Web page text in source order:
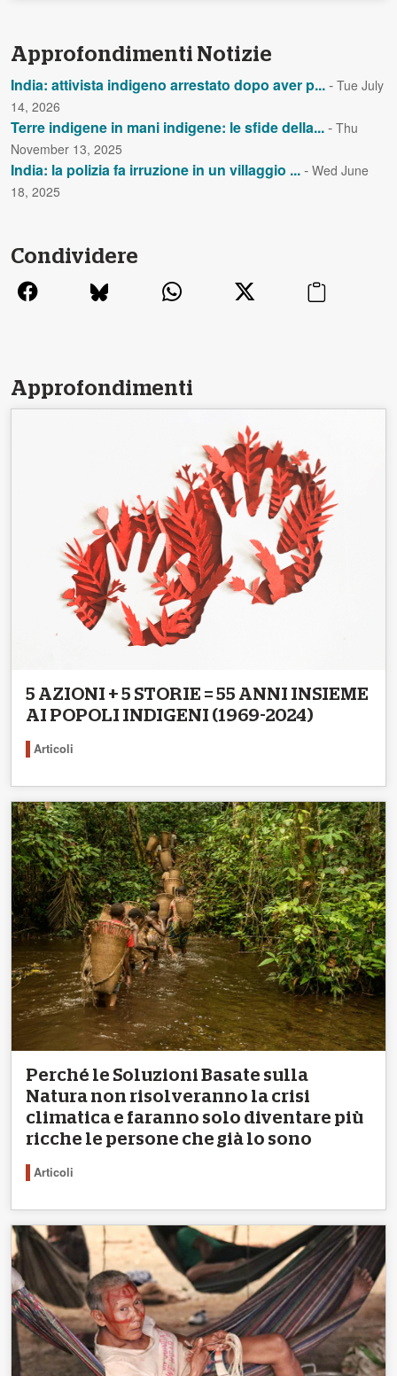
Approfondimenti Notizie
India: attivista indigeno arrestato dopo aver p...- Tue July
14, 2026
Terre indigene in mani indigene: le sfide della...- Thu
November 13, 2025
India: la polizia fa irruzione in un villaggio ...- Wed June
18, 2025
Condividere
Approfondimenti
5 AZIONI + 5 STORIE = 55 ANNI INSIEME
AI POPOLI INDIGENI (1969-2024)
Articoli
Perché le Soluzioni Basate sulla
Natura non risolveranno la crisi
climatica e faranno solo diventare più
ricche le persone che già lo sono
Articoli